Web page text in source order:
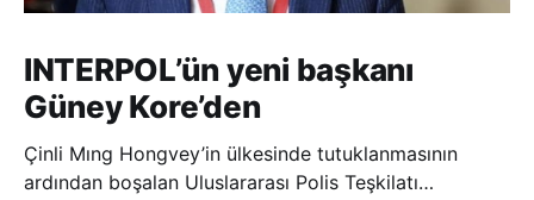
INTERPOL’ün yeni başkanı
Güney Kore’den
Çinli Mıng Hongvey’in ülkesinde tutuklanmasının
ardından boşalan Uluslararası Polis Teşkilatı